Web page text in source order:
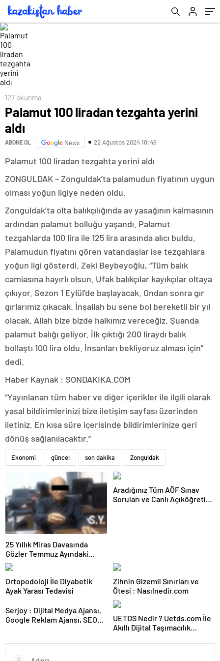
127 okunma
Palamut 100 liradan tezgahta yerini
aldı
ABONE OL News 22 Ağustos 2024 18:46
Palamut 100 liradan tezgahta yerini aldı
ZONGULDAK – Zonguldak’ta palamudun fiyatının uygun
olması yoğun ilgiye neden oldu.
Zonguldak’ta olta balıkçılığında av yasağının kalmasının
ardından palamut bolluğu yaşandı. Palamut
tezgahlarda 100 lira ile 125 lira arasında alıcı buldu.
Palamudun fiyatını gören vatandaşlar ise tezgahlara
yoğun ilgi gösterdi. Zeki Beybeyoğlu, “Tüm balık
camiasına hayırlı olsun. Ufak balıkçılar kayıkçılar oltaya
çıkıyor. Sezon 1 Eylül’de başlayacak. Ondan sonra gır
gırlarımız çıkacak. İnşallah bu sene bol bereketli bir yıl
olacak. Allah bize bizde halkımız vereceğiz. Şuanda
palamut balığı geliyor. İlk çıktığı 200 liraydı balık
bollaştı 100 lira oldu. İnsanları bekliyoruz alması için”
dedi.
Haber Kaynak : SONDAKIKA.COM
“Yayınlanan tüm haber ve diğer içerikler ile ilgili olarak
yasal bildirimlerinizi bize iletişim sayfası üzerinden
iletiniz. En kısa süre içerisinde bildirimlerinize geri
dönüş sağlanılacaktır.”
Ekonomi güncel son dakika Zonguldak
25 Yıllık Miras Davasında
Gözler Temmuz Ayındaki
Karar Duruşmasına Çevrildi
Aradığınız Tüm AÖF Sınav
Soruları ve Canlı Açıköğretim
Ortopodoloji İle Diyabetik
Ayak Yarası Tedavisi
Zihnin Gizemli Sınırları ve
Ötesi : Nasılnedir.com
Serjoy : Dijital Medya Ajansı,
Google Reklam Ajansı, SEO
UETDS Nedir ? Uetds.com İle
Akıllı Dijital Taşımacılık